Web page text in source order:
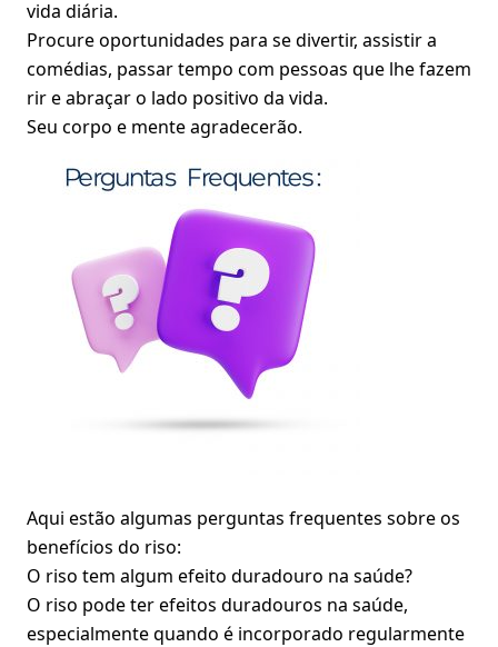
vida diária.
Procure oportunidades para se divertir, assistir a
comédias, passar tempo com pessoas que lhe fazem
rir e abraçar o lado positivo da vida.
Seu corpo e mente agradecerão.
Aqui estão algumas perguntas frequentes sobre os
benefícios do riso:
O riso tem algum efeito duradouro na saúde?
O riso pode ter efeitos duradouros na saúde,
especialmente quando é incorporado regularmente